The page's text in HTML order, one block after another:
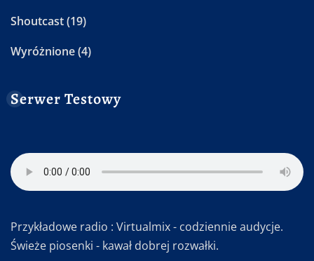
Shoutcast(19)
Wyróżnione(4)
Serwer Testowy
Przykładowe radio : Virtualmix - codziennie audycje.
Świeże piosenki - kawał dobrej rozwałki.